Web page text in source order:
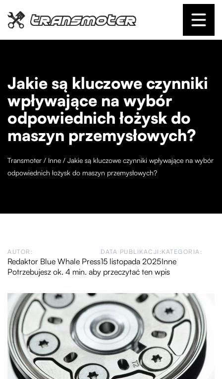
Jakie są kluczowe czynniki
wpływające na wybór
odpowiednich łożysk do
maszyn przemysłowych?
Transmoter / Inne / Jakie są kluczowe czynniki wpływające na wybór
odpowiednich łożysk do maszyn przemysłowych?
AUTOR:
Redaktor Blue Whale Press
DATA PUBLIKACJI:
15 listopada 2025
KATEGORIA:
Inne
Potrzebujesz ok. 4 min. aby przeczytać ten wpis